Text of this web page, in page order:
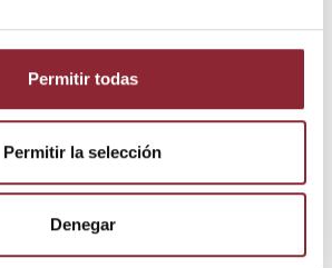
Permitir todas
Permitir la selección
Denegar
compraron: